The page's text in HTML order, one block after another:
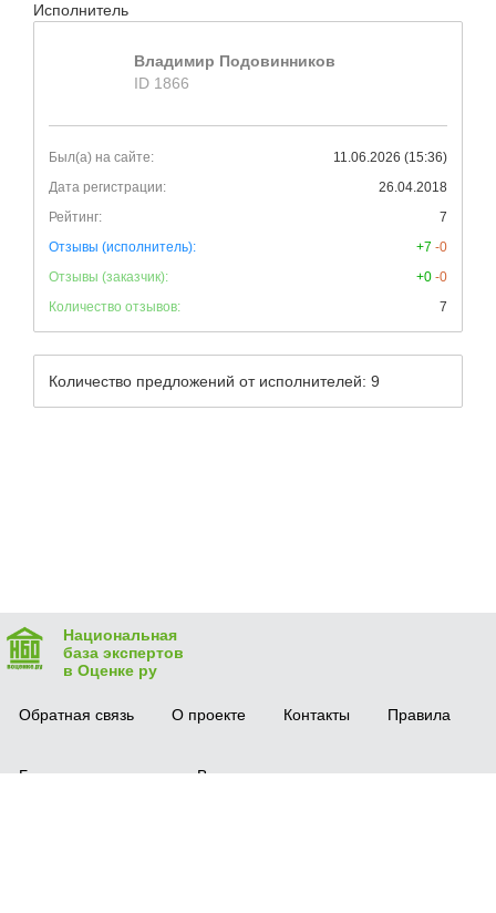
Исполнитель
Владимир Подовинников
ID 1866
Был(а) на сайте:
11.06.2026 (15:36)
Дата регистрации:
26.04.2018
Рейтинг:
7
Отзывы (исполнитель):
+7 -0
Отзывы (заказчик):
+0 -0
Количество отзывов:
7
Количество предложений от исполнителей: 9
Национальная
база экспертов
в Оценке ру
Обратная связь О проекте Контакты Правила
Безопасная сделка Вопрос-ответ